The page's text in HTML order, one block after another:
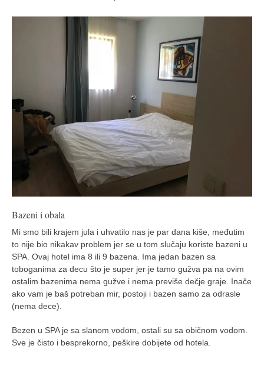
Bazeni i obala
Mi smo bili krajem jula i uhvatilo nas je par dana kiše, međutim
to nije bio nikakav problem jer se u tom slučaju koriste bazeni u
SPA. Ovaj hotel ima 8 ili 9 bazena. Ima jedan bazen sa
toboganima za decu što je super jer je tamo gužva pa na ovim
ostalim bazenima nema gužve i nema previše dečje graje. Inače
ako vam je baš potreban mir, postoji i bazen samo za odrasle
(nema dece).
Bezen u SPA je sa slanom vodom, ostali su sa običnom vodom.
Sve je čisto i besprekorno, peškire dobijete od hotela.